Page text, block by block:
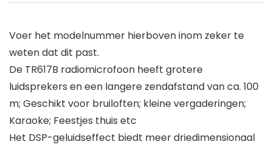
Voer het modelnummer hierboven inom zeker te
weten dat dit past.
De TR617B radiomicrofoon heeft grotere
luidsprekers en een langere zendafstand van ca. 100
m; Geschikt voor bruiloften; kleine vergaderingen;
Karaoke; Feestjes thuis etc
Het DSP-geluidseffect biedt meer driedimensionaal